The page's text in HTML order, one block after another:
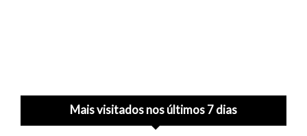
Mais visitados nos últimos 7 dias